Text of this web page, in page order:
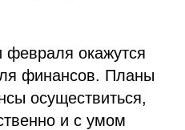
окажутся
финансов. Планы
осуществиться,
и с умом